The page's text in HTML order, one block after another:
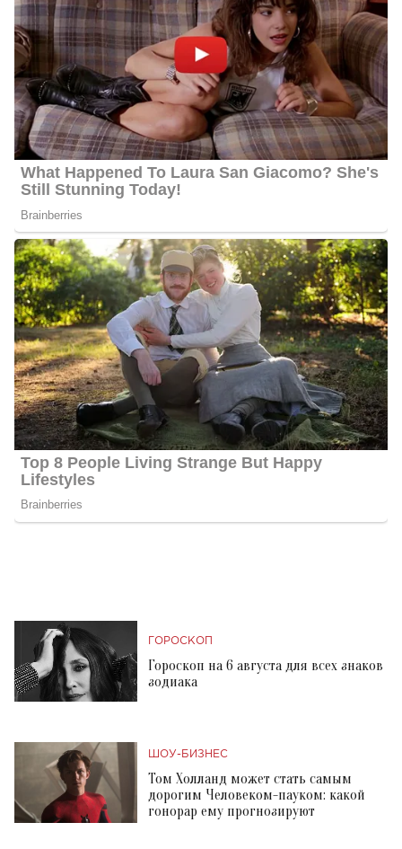
ГОРОСКОП
Гороскоп на 6 августа для всех знаков
зодиака
ШОУ-БИЗНЕС
Том Холланд может стать самым
дорогим Человеком-пауком: какой
гонорар ему прогнозируют